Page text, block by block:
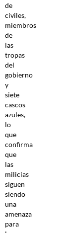
de
civiles,
miembros
de
las
tropas
del
gobierno
y
siete
cascos
azules,
lo
que
confirma
que
las
milicias
siguen
siendo
una
amenaza
para